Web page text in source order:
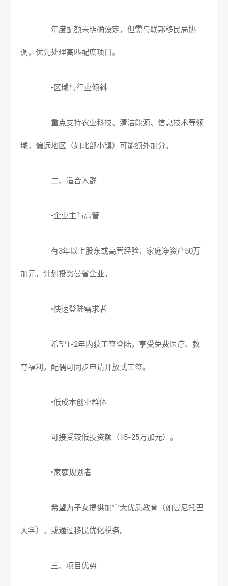
年度配额未明确设定，但需与联邦移民局协
调，优先处理高匹配度项目。
•区域与行业倾斜
重点支持农业科技、清洁能源、信息技术等领
域，偏远地区（如北部小镇）可能额外加分。
二、适合人群
•企业主与高管
有3年以上股东或高管经验，家庭净资产50万
加元，计划投资曼省企业。
•快速登陆需求者
希望1-2年内获工签登陆，享受免费医疗、教
育福利，配偶可同步申请开放式工签。
•低成本创业群体
可接受较低投资额（15-25万加元）。
•家庭规划者
希望为子女提供加拿大优质教育（如曼尼托巴
大学），或通过移民优化税务。
三、项目优势